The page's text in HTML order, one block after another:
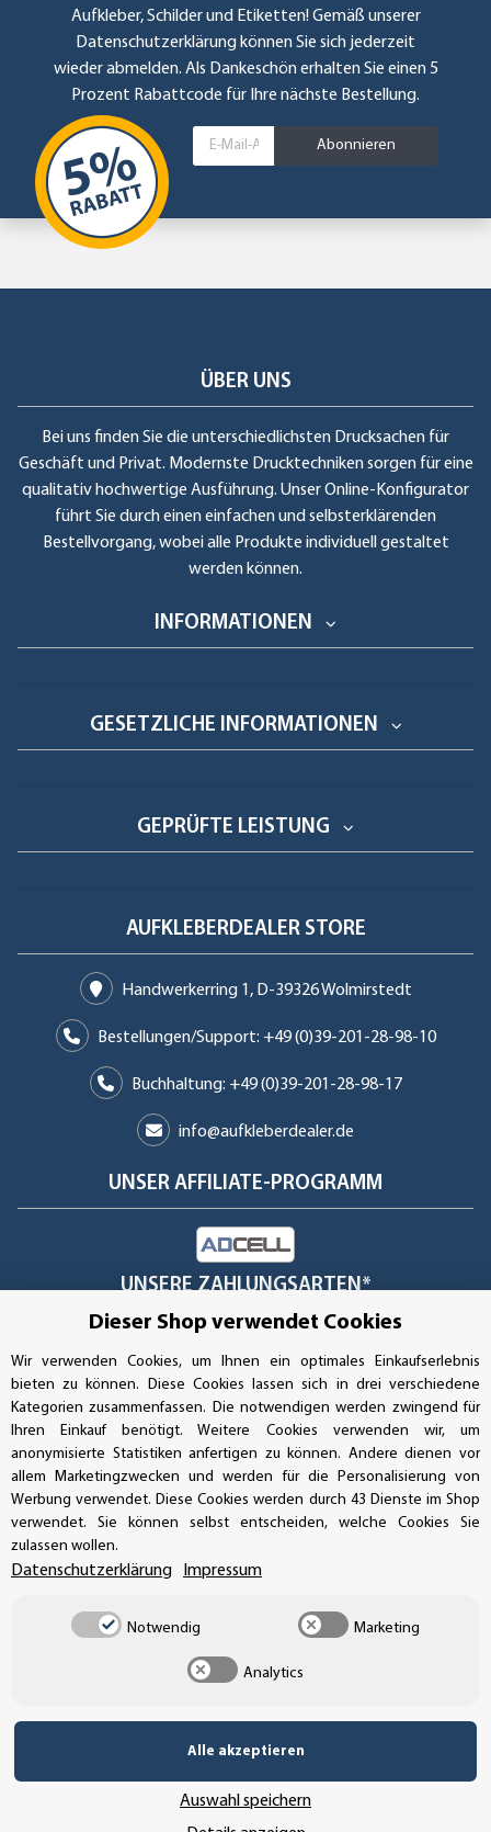
Aufkleber, Schilder und Etiketten! Gemäß unserer
Datenschutzerklärung können Sie sich jederzeit
wieder abmelden. Als Dankeschön erhalten Sie einen 5
Prozent Rabattcode für Ihre nächste Bestellung.
Abonnieren
ÜBER UNS
Bei uns finden Sie die unterschiedlichsten Drucksachen für
Geschäft und Privat. Modernste Drucktechniken sorgen für eine
qualitativ hochwertige Ausführung. Unser Online-Konfigurator
führt Sie durch einen einfachen und selbsterklärenden
Bestellvorgang, wobei alle Produkte individuell gestaltet
werden können.
INFORMATIONEN
GESETZLICHE INFORMATIONEN
GEPRÜFTE LEISTUNG
AUFKLEBERDEALER STORE
Handwerkerring 1, D-39326 Wolmirstedt
Bestellungen/Support: +49 (0)39-201-28-98-10
Buchhaltung: +49 (0)39-201-28-98-17
info@aufkleberdealer.de
UNSER AFFILIATE-PROGRAMM
UNSERE ZAHLUNGSARTEN*
SSL-Verschlüsselung
UNSER VERSANDDIENSTLEISTER
Vertrag widerrufen
Dieser Shop verwendet Cookies
Wir verwenden Cookies, um Ihnen ein optimales Einkaufserlebnis
bieten zu können. Diese Cookies lassen sich in drei verschiedene
Kategorien zusammenfassen. Die notwendigen werden zwingend für
Ihren Einkauf benötigt. Weitere Cookies verwenden wir, um
anonymisierte Statistiken anfertigen zu können. Andere dienen vor
allem Marketingzwecken und werden für die Personalisierung von
Werbung verwendet. Diese Cookies werden durch 43 Dienste im Shop
verwendet. Sie können selbst entscheiden, welche Cookies Sie
zulassen wollen.
Datenschutzerklärung Impressum
Notwendig Marketing
Analytics
Alle akzeptieren
Auswahl speichern